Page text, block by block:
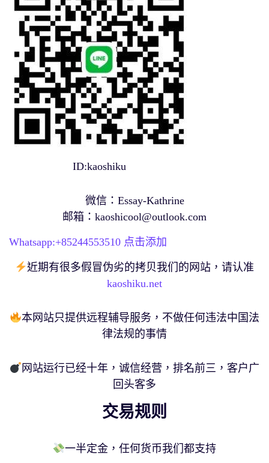
ID:kaoshiku
微信：Essay-Kathrine
邮箱： kaoshicool@outlook.com
Whatsapp:+85244553510 点击添加
近期有很多假冒伪劣的拷贝我们的网站，请认准
kaoshiku.net
本网站只提供远程辅导服务，不做任何违法中国法
律法规的事情
网站运行已经十年，诚信经营，排名前三，客户广
回头客多
交易规则
一半定金，任何货币我们都支持